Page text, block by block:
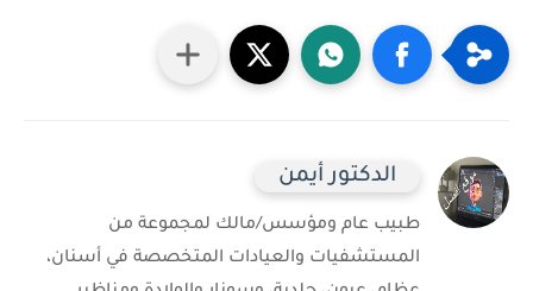
الدكتور أيمن
طبيب عام ومؤسس/مالك لمجموعة من
المستشفيات والعيادات المتخصصة في أسنان،